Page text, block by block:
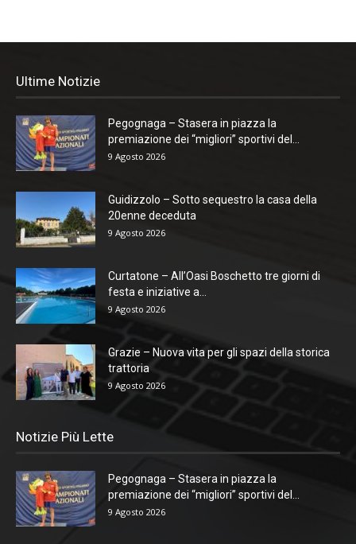
Ultime Notizie
Pegognaga – Stasera in piazza la
premiazione dei “migliori” sportivi del...
9 Agosto 2026
Guidizzolo – Sotto sequestro la casa della
20enne deceduta
9 Agosto 2026
Curtatone – All’Oasi Boschetto tre giorni di
festa e iniziative a...
9 Agosto 2026
Grazie – Nuova vita per gli spazi della storica
trattoria
9 Agosto 2026
Notizie Più Lette
Pegognaga – Stasera in piazza la
premiazione dei “migliori” sportivi del...
9 Agosto 2026